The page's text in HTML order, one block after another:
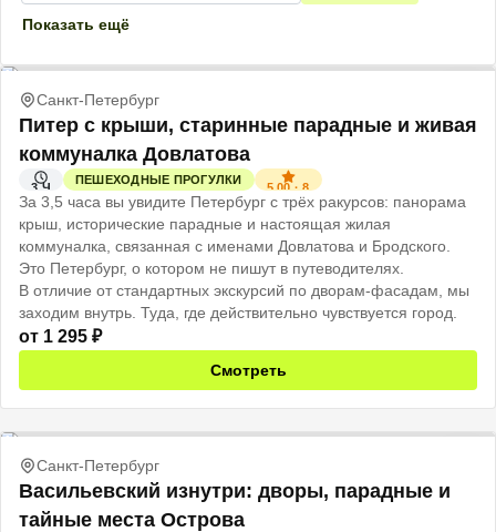
Показать ещё
Санкт-Петербург
Питер с крыши, старинные парадные и живая
коммуналка Довлатова
3 Ч
ПЕШЕХОДНЫЕ ПРОГУЛКИ
5.00·8
За 3,5 часа вы увидите Петербург с трёх ракурсов: панорама
крыш, исторические парадные и настоящая жилая
коммуналка, связанная с именами Довлатова и Бродского.
Это Петербург, о котором не пишут в путеводителях.
В отличие от стандартных экскурсий по дворам-фасадам, мы
заходим внутрь. Туда, где действительно чувствуется город.
от 1 295 ₽
Смотреть
Санкт-Петербург
Васильевский изнутри: дворы, парадные и
тайные места Острова